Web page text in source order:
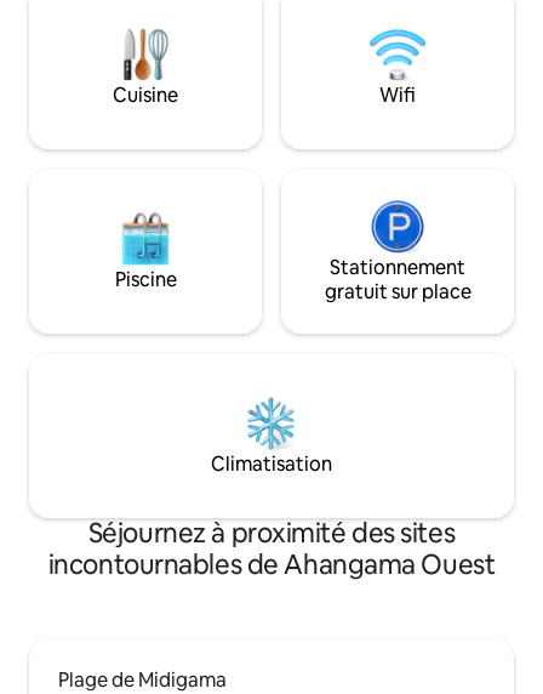
seulement. Chef cuisinier à temps plein.
2 piscines familiales, des espaces de
divertissement spacieux et un service
exceptionnel.
chambres avec
bains attenante
familiale avec
Cuisine Wifi
Piscine
Stationnement
gratuit sur place
Climatisation
Séjournez à proximité des sites
incontournables de Ahangama Ouest
Plage de Midigama